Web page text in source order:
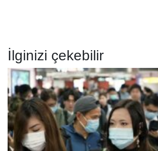
İlginizi çekebilir